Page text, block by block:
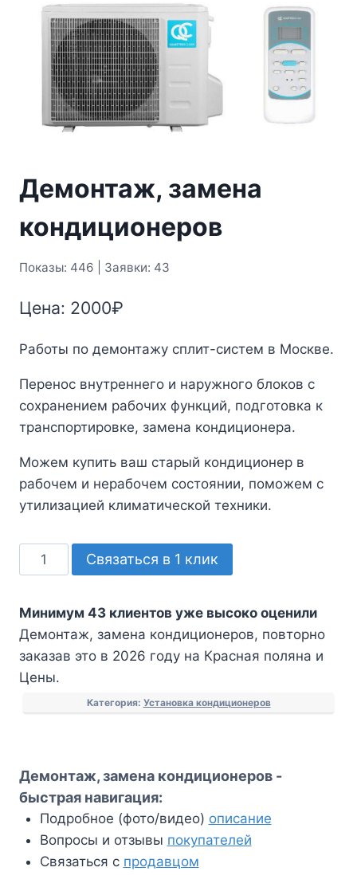
Демонтаж, замена
кондиционеров
Показы: 446 | Заявки: 43
Цена: 2000₽
Работы по демонтажу сплит-систем в Москве.
Перенос внутреннего и наружного блоков с
сохранением рабочих функций, подготовка к
транспортировке, замена кондиционера.
Можем купить ваш старый кондиционер в
рабочем и нерабочем состоянии, поможем с
утилизацией климатической техники.
Количество
товара
замена
кондиционеров
Связаться в 1 клик
Минимум 43 клиентов уже высоко оценили
Демонтаж, замена кондиционеров, повторно
заказав это в 2026 году на Красная поляна и
Цены.
Категория: Установка кондиционеров
Демонтаж, замена кондиционеров -
быстрая навигация:
Подробное (фото/видео) описание
Вопросы и отзывы покупателей
Связаться с продавцом